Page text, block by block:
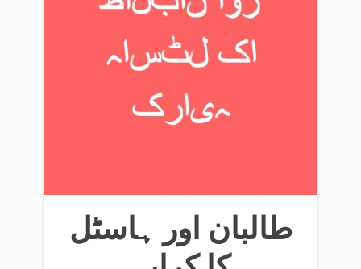
طالبان اور ہاسٹل